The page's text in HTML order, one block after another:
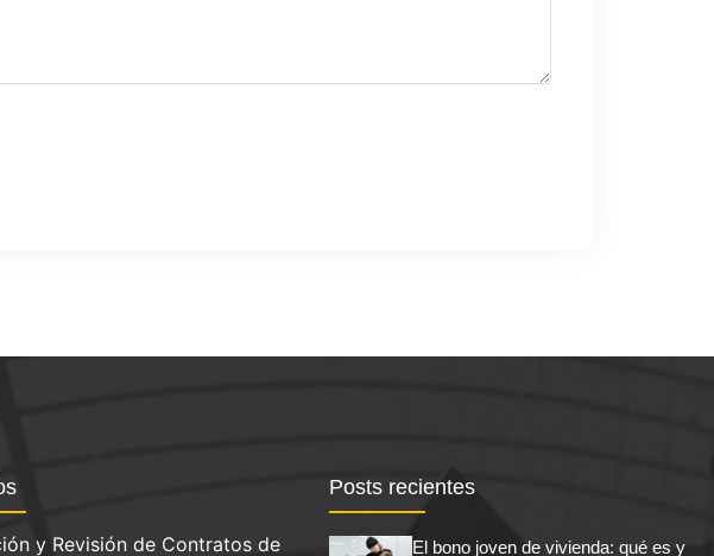
y Revisión de Contratos de
Posts recientes
El bono joven de vivienda: qué es y